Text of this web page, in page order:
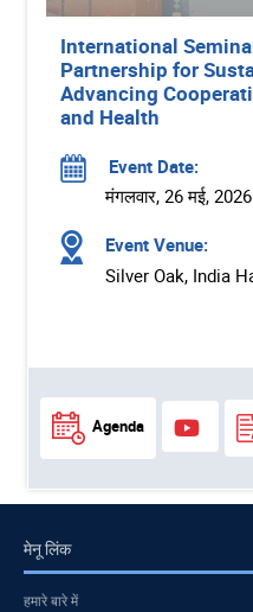
International
Partnership for
Advancing
and Health
Event Date:
मंगलवार, 26 मई, 2026
Event Venue:
Silver Oak, India
Agenda
मेनू लिंक
हमारे बारे में